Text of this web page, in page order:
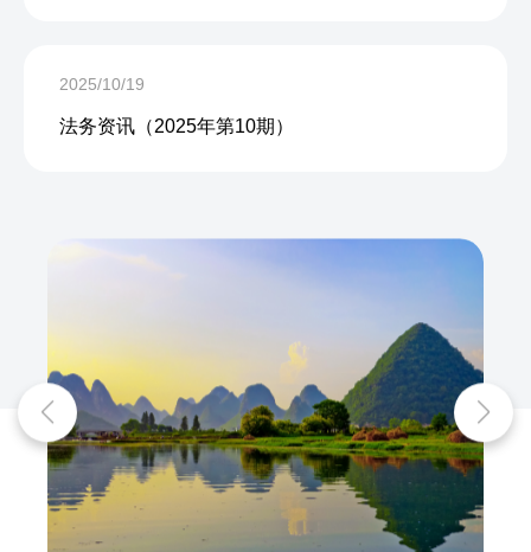
2025/10/19
法务资讯（2025年第10期）